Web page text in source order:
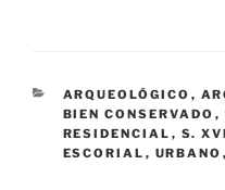
CATEGORÍAS
ARQUEOLÓGICO ,
BIEN CONSERVADO ,
RESIDENCIAL , S.
ESCORIAL , URBANO ,